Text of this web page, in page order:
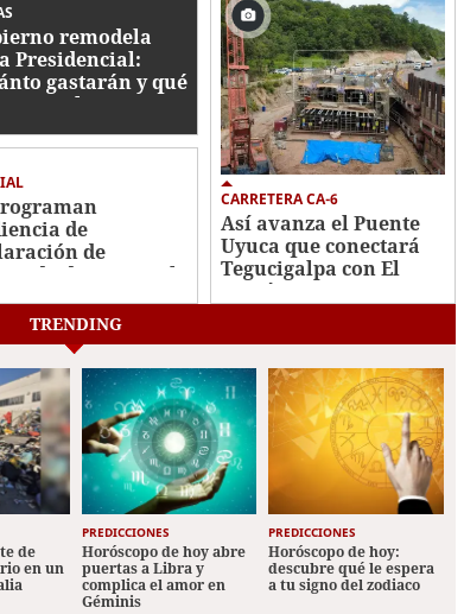
remodela
Presidencial:
gastarán y qué
se hacen?
de
de
de Roosevelt
CARRETERA CA-6
Así avanza el Puente
Uyuca que conectará
Tegucigalpa con El
Paraíso
TRENDING
de
en un
PREDICCIONES
Horóscopo de hoy abre
puertas a Libra y
complica el amor en
Géminis
PREDICCIONES
Horóscopo de hoy:
descubre qué le espera
a tu signo del zodiaco